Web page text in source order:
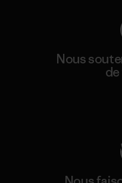
Nous